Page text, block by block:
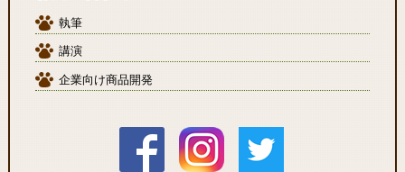
執筆
講演
企業向け商品開発